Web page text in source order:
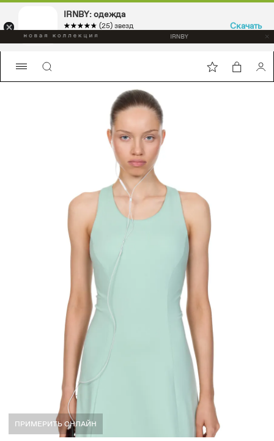
ПРИМЕРИТЬ ОНЛАЙН
IRNBY: одежда
☆☆☆☆☆
★★★★★ (25) звезд
Sport & casual, аксессуары
Скачать